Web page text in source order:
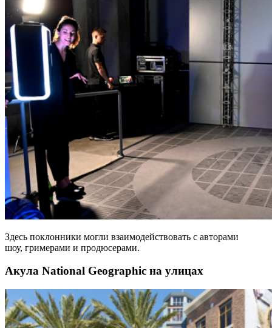
Здесь поклонники могли взаимодействовать с авторами
шоу, гримерами и продюсерами.
Акула National Geographic на улицах